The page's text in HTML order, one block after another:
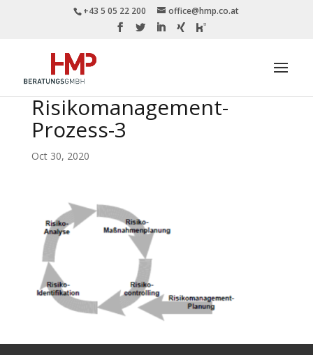
+43 5 05 22 200 office@hmp.co.at
Risikomanagement-
Prozess-3
Oct 30, 2020